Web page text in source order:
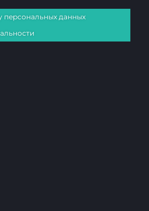
персональных данных